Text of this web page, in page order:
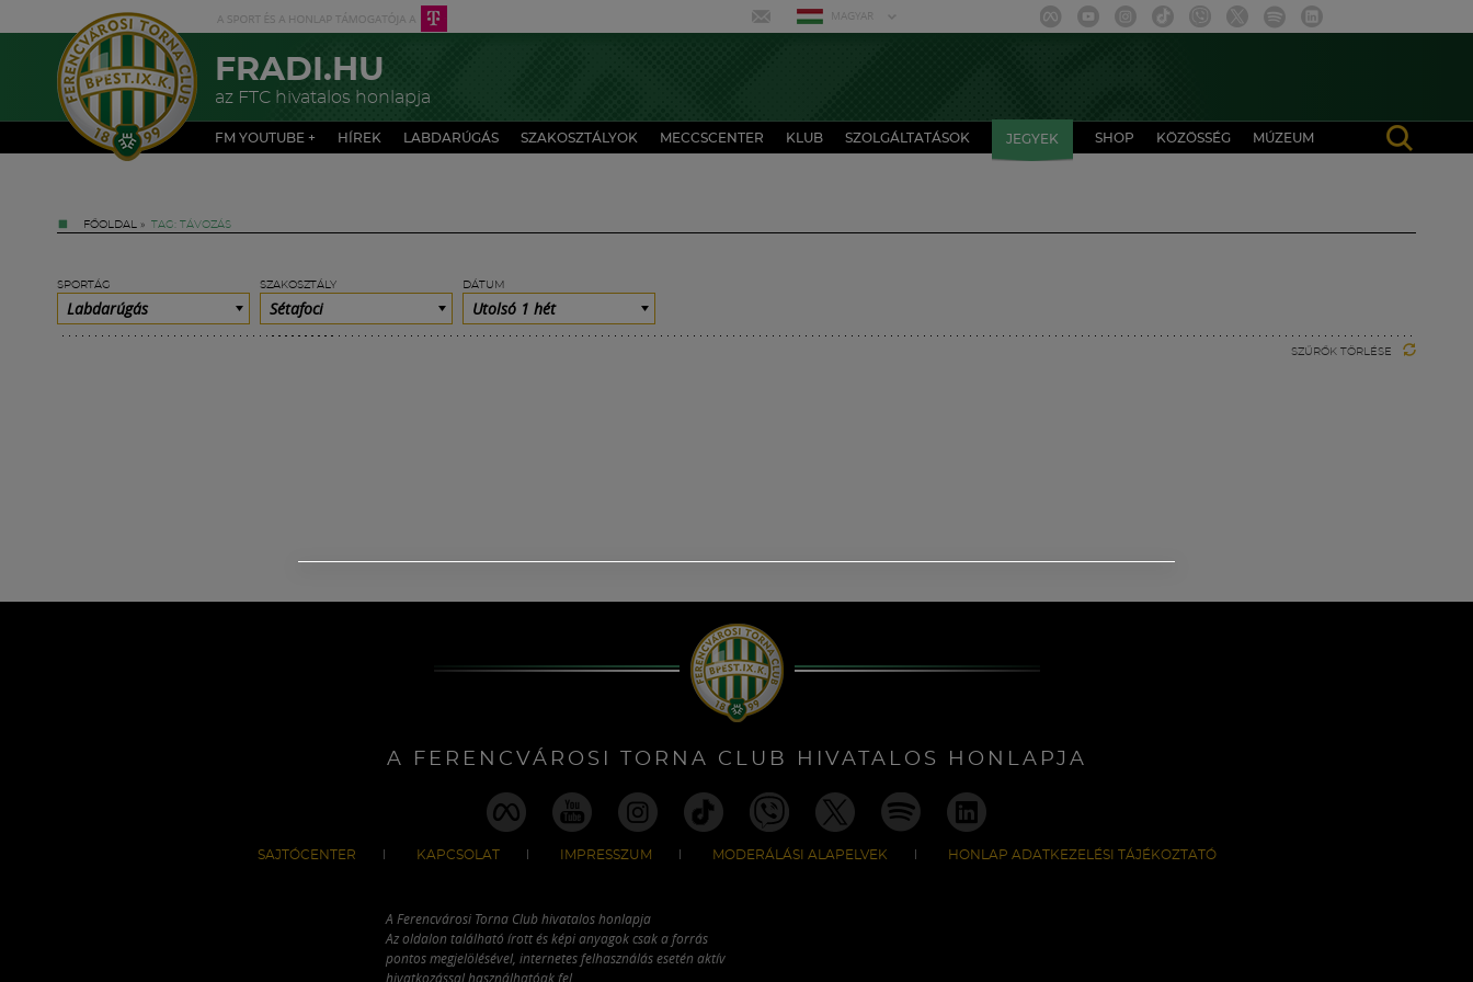
MAGYAR
FRADI.HU
az FTC hivatalos honlapja
FM YOUTUBE + HÍREK LABDARÚGÁS SZAKOSZTÁLYOK MECCSCENTER KLUB SZOLGÁLTATÁSOK JEGYEK SHOP KÖZÖSSÉG MÚZEUM
FŐOLDAL » TAG: TÁVOZÁS
SPORTÁG
Labdarúgás
SZAKOSZTÁLY
Sétafoci
DÁTUM
Utolsó 1 hét
SZŰRŐK TÖRLÉSE
A FERENCVÁROSI TORNA CLUB HIVATALOS HONLAPJA
SAJTÓCENTER KAPCSOLAT IMPRESSZUM MODERÁLÁSI ALAPELVEK HONLAP ADATKEZELÉSI TÁJÉKOZTATÓ
A Ferencvárosi Torna Club hivatalos honlapja
Az oldalon található írott és képi anyagok csak a forrás
pontos megjelölésével, internetes felhasználás esetén aktív
hivatkozással használhatóak fel.